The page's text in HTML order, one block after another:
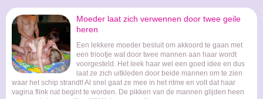
Moeder laat zich verwennen door twee geile
heren
Een lekkere moeder besluit om akkoord te gaan met
een triootje wat door twee mannen aan haar wordt
voorgesteld. Het leek haar wel een goed idee en dus
laat ze zich uitkleden door beide mannen om te zien
waar het schip strandt! Al snel gaat ze mee in het ritme en volt dat haar
vagina flink nat begint te worden. De pikken van de mannen glijden heen